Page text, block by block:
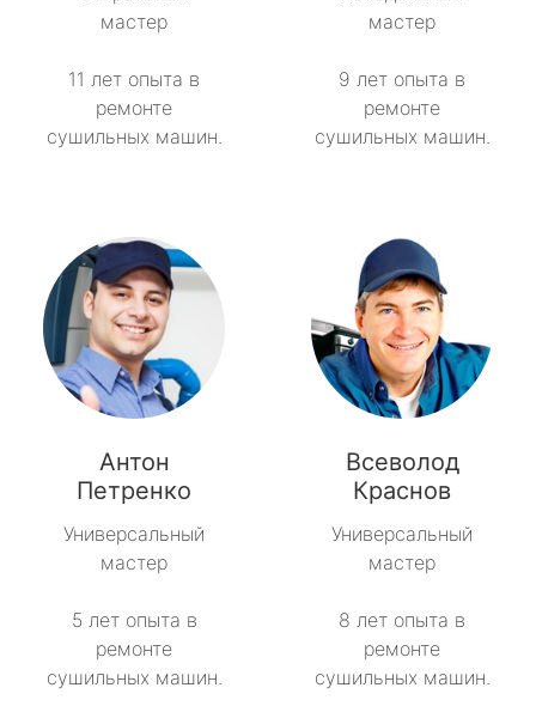
мастер
11 лет опыта в
ремонте
сушильных машин.
мастер
9 лет опыта в
ремонте
сушильных машин.
Антон
Петренко
Универсальный
мастер
5 лет опыта в
ремонте
сушильных машин.
Всеволод
Краснов
Универсальный
мастер
8 лет опыта в
ремонте
сушильных машин.